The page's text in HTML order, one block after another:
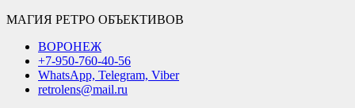
МАГИЯ РЕТРО ОБЪЕКТИВОВ
ВОРОНЕЖ
+7-950-760-40-56
WhatsApp, Telegram, Viber
retrolens@mail.ru